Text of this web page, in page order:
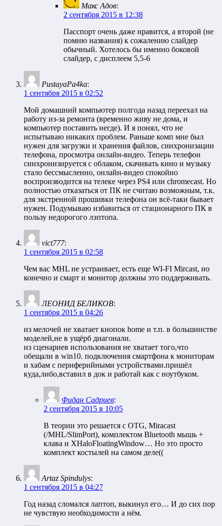
Макс Адов:
2 сентября 2015 в 12:38
Пасспорт очень даже нравится, а второй (не
помню названия) к сожалению слайдер
обычный. Хотелось бы именно боковой
слайдер, с дисплеем 5,5-6
PustayaPa4ka:
1 сентября 2015 в 02:52
Мой домашний компьютер полгода назад переехал на
работу из-за ремонта (временно живу не дома, и
компьютер поставить негде). И я понял, что не
испытываю никаких проблем. Раньше комп мне был
нужен для загрузки и хранения файлов, синхронизации
телефона, просмотра онлайн-видео. Теперь телефон
синхронизируется с облаком, скачивать кино и музыку
стало бессмысленно, онлайн-видео спокойно
воспроизводится на телеке через PS4 или chromecast. Но
полностью отказаться от ПК не считаю возможным, т.к.
для экстренной прошивки телефона он всё-таки бывает
нужен. Подумываю избавиться от стационарного ПК в
пользу недорогого лэптопа.
vict777:
1 сентября 2015 в 02:58
Чем вас MHL не устраивает, есть еще WI-FI Mircast, но
конечно и смарт и монитор должны это поддерживать.
ЛЕОНИД БЕЛИКОВ:
1 сентября 2015 в 04:26
из мелочей не хватает кнопок home и т.п. в большинстве
моделей,не в ущёрб диагонали.
из сценариев использования не хватает того,что
обещали в win10. подключения смартфона к мониторам
и хабам с периферийными устройствами.пришёл
куда,либо,вставил в док и работай как с ноутбуком.
Фидан Садриев:
2 сентября 2015 в 10:05
В теории это решается с OTG, Miracast
(/MHL/SlimPort), комплектом Bluetooth мышь +
клава и XHaloFloatingWindow… Но это просто
комплект костылей на самом деле((
Artaz Spindulys:
1 сентября 2015 в 04:27
Год назад сломался лаптоп, выкинул его… И до сих пор
не чувствую необходимости а нём.